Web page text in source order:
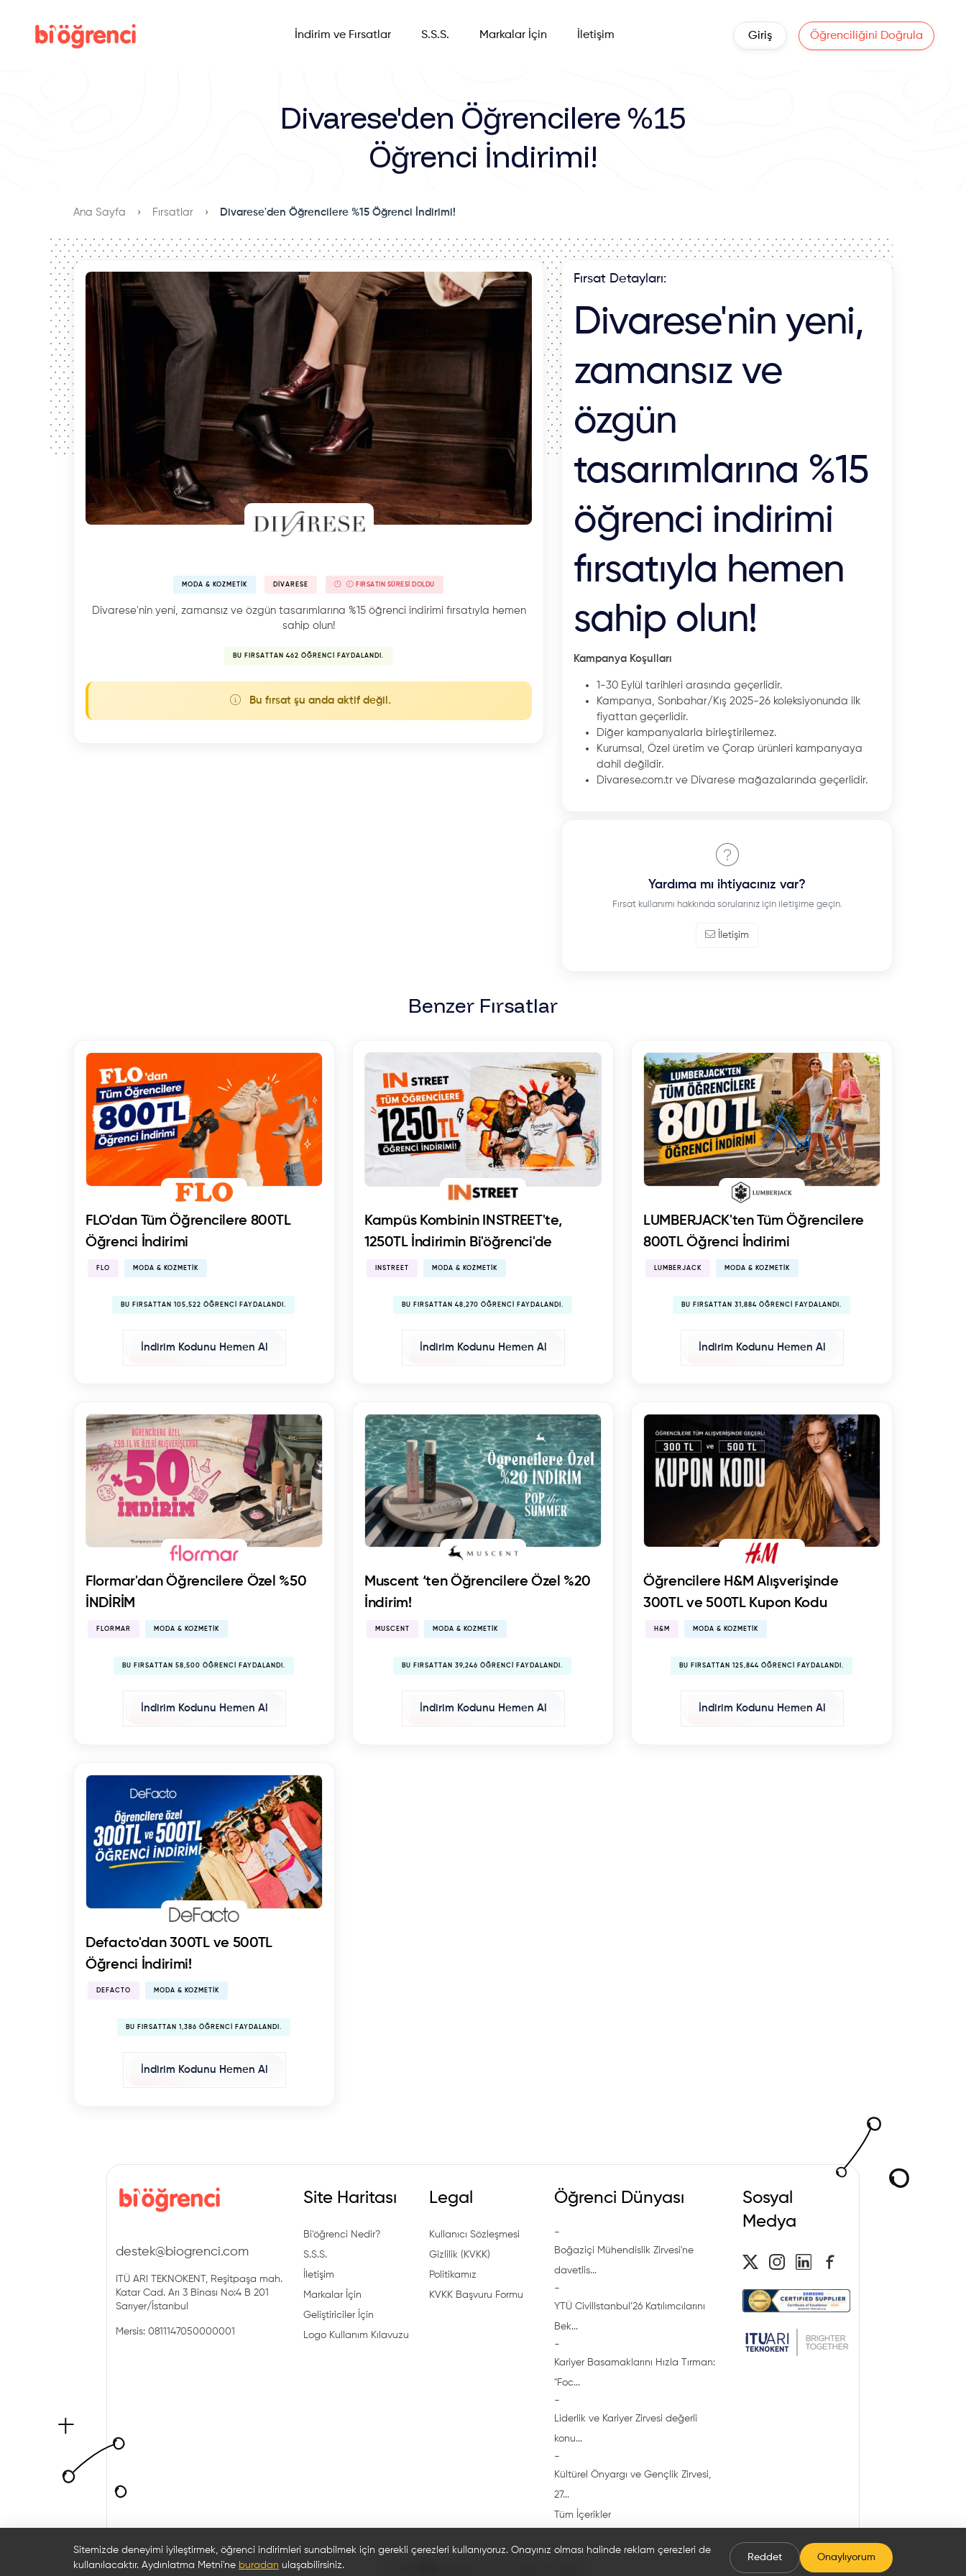
Giriş Öğrenciliğini Doğrula
İndirim ve Fırsatlar S.S.S. Markalar İçin İletişim
Divarese'den Öğrencilere %15
Öğrenci İndirimi!
Ana Sayfa Fırsatlar Divarese'den Öğrencilere %15 Öğrenci İndirimi!
MODA & KOZMETIK DIVARESE FIRSATIN SÜRESI DOLDU
Divarese'nin yeni, zamansız ve özgün tasarımlarına %15 öğrenci indirimi fırsatıyla hemen
sahip olun!
BU FIRSATTAN 462 ÖĞRENCI FAYDALANDI.
Bu fırsat şu anda aktif değil.
Fırsat Detayları:
Divarese'nin yeni,
zamansız ve
özgün
tasarımlarına %15
öğrenci indirimi
fırsatıyla hemen
sahip olun!
Kampanya Koşulları
1-30 Eylül tarihleri arasında geçerlidir.
Kampanya, Sonbahar/Kış 2025-26 koleksiyonunda ilk
fiyattan geçerlidir.
Diğer kampanyalarla birleştirilemez.
Kurumsal, Özel üretim ve Çorap ürünleri kampanyaya
dahil değildir.
Divarese.com.tr ve Divarese mağazalarında geçerlidir.
Yardıma mı ihtiyacınız var?
Fırsat kullanımı hakkında sorularınız için iletişime geçin.
İletişim
Benzer Fırsatlar
FLO'dan Tüm Öğrencilere 800TL
Öğrenci İndirimi
FLO MODA & KOZMETIK
BU FIRSATTAN 105,522 ÖĞRENCI FAYDALANDI.
İndirim Kodunu Hemen Al
Kampüs Kombinin INSTREET'te,
1250TL İndirimin Bi'öğrenci'de
INSTREET MODA & KOZMETIK
BU FIRSATTAN 48,270 ÖĞRENCI FAYDALANDI.
İndirim Kodunu Hemen Al
LUMBERJACK'ten Tüm Öğrencilere
800TL Öğrenci İndirimi
LUMBERJACK MODA & KOZMETIK
BU FIRSATTAN 31,884 ÖĞRENCI FAYDALANDI.
İndirim Kodunu Hemen Al
Flormar'dan Öğrencilere Özel %50
İNDİRİM
FLORMAR MODA & KOZMETIK
BU FIRSATTAN 58,500 ÖĞRENCI FAYDALANDI.
İndirim Kodunu Hemen Al
Muscent ‘ten Öğrencilere Özel %20
İndirim!
MUSCENT MODA & KOZMETIK
BU FIRSATTAN 39,246 ÖĞRENCI FAYDALANDI.
İndirim Kodunu Hemen Al
Öğrencilere H&M Alışverişinde
300TL ve 500TL Kupon Kodu
H&M MODA & KOZMETIK
BU FIRSATTAN 125,844 ÖĞRENCI FAYDALANDI.
İndirim Kodunu Hemen Al
Defacto'dan 300TL ve 500TL
Öğrenci İndirimi!
DEFACTO MODA & KOZMETIK
BU FIRSATTAN 1,386 ÖĞRENCI FAYDALANDI.
İndirim Kodunu Hemen Al
destek@biogrenci.com
ITÜ ARI TEKNOKENT, Reşitpaşa mah.
Katar Cad. Arı 3 Binası No:4 B 201
Sarıyer/İstanbul
Mersis: 0811147050000001
Site Haritası
Bi'öğrenci Nedir?
S.S.S.
İletişim
Markalar İçin
Geliştiriciler İçin
Logo Kullanım Kılavuzu
Legal
Kullanıcı Sözleşmesi
Gizlilik (KVKK)
Politikamız
KVKK Başvuru Formu
Öğrenci Dünyası
-
Boğaziçi Mühendislik Zirvesi'ne
davetlis...
-
YTÜ CivilIstanbul’26 Katılımcılarını
Bek...
-
Kariyer Basamaklarını Hızla Tırman:
"Foc...
-
Liderlik ve Kariyer Zirvesi değerli
konu...
-
Kültürel Önyargı ve Gençlik Zirvesi,
27...
Tüm İçerikler
Sosyal
Medya
Sitemizde deneyimi iyileştirmek, öğrenci indirimleri sunabilmek için gerekli çerezleri kullanıyoruz. Onayınız olması halinde reklam çerezleri de
kullanılacaktır. Aydınlatma Metni'ne buradan ulaşabilirsiniz.
Reddet Onaylıyorum